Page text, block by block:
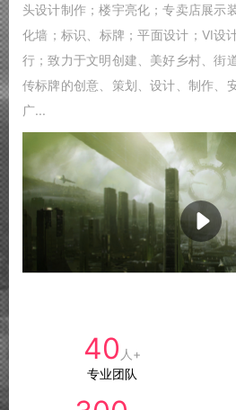
头设计制作；楼宇亮化；专卖店展示
化墙；标识、标牌；平面设计；VI设
行；致力于文明创建、美好乡村、街
传标牌的创意、策划、设计、制作、
广...
40 人+
专业团队